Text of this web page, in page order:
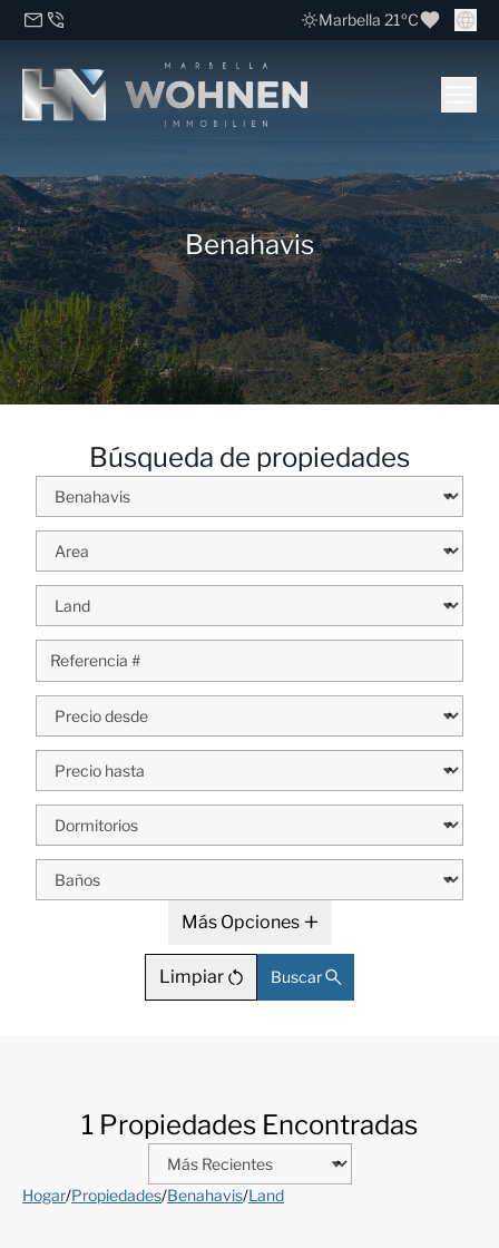
Marbella 21ºC
Benahavis
Búsqueda de propiedades
Más Opciones
Limpiar Buscar
1 Propiedades Encontradas
Hogar/Propiedades/Benahavis/Land